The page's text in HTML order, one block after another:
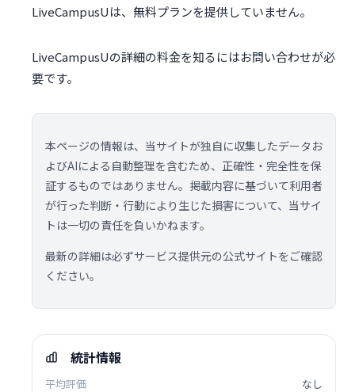
LiveCampusUは、無料プランを提供していません。
LiveCampusUの詳細の料金を知るにはお問い合わせが必
要です。
本ページの情報は、当サイトが独自に収集したデータお
よびAIによる自動整理を含むため、正確性・完全性を保
証するものではありません。掲載内容に基づいて利用者
が行った判断・行動により生じた損害について、当サイ
トは一切の責任を負いかねます。
最新の詳細は必ずサービス提供元の公式サイトをご確認
ください。
統計情報
平均評価
なし